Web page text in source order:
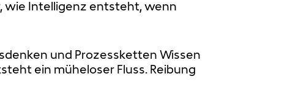
wie Intelligenz entsteht, wenn
und Prozessketten Wissen
ein müheloser Fluss. Reibung